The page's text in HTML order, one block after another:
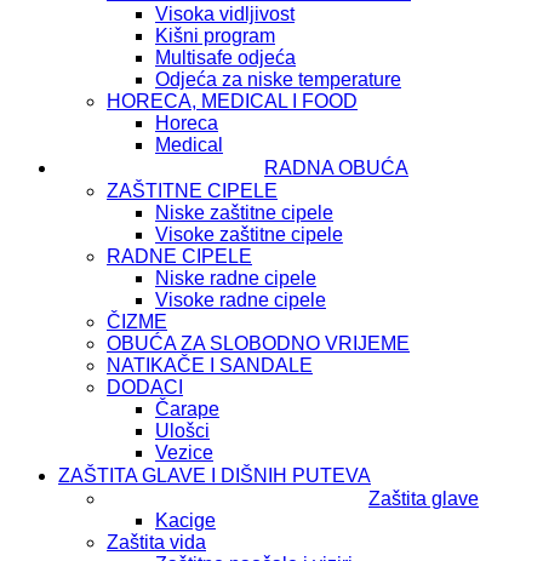
Visoka vidljivost
Kišni program
Multisafe odjeća
Odjeća za niske temperature
HORECA, MEDICAL I FOOD
Horeca
Medical
RADNA OBUĆA
ZAŠTITNE CIPELE
Niske zaštitne cipele
Visoke zaštitne cipele
RADNE CIPELE
Niske radne cipele
Visoke radne cipele
ČIZME
OBUĆA ZA SLOBODNO VRIJEME
NATIKAČE I SANDALE
DODACI
Čarape
Ulošci
Vezice
ZAŠTITA GLAVE I DIŠNIH PUTEVA
Zaštita glave
Kacige
Zaštita vida